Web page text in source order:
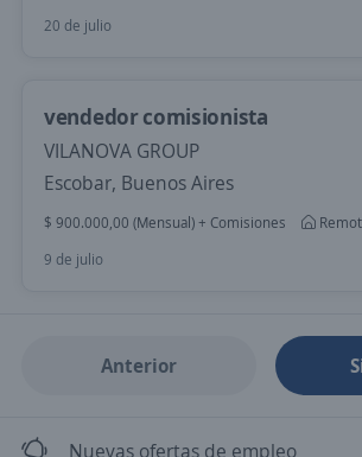
20 de julio
vendedor comisionista
VILANOVA GROUP
Escobar, Buenos Aires
$ 900.000,00 (Mensual) + Comisiones
9 de julio
Anterior
Nuevas ofertas de empleo